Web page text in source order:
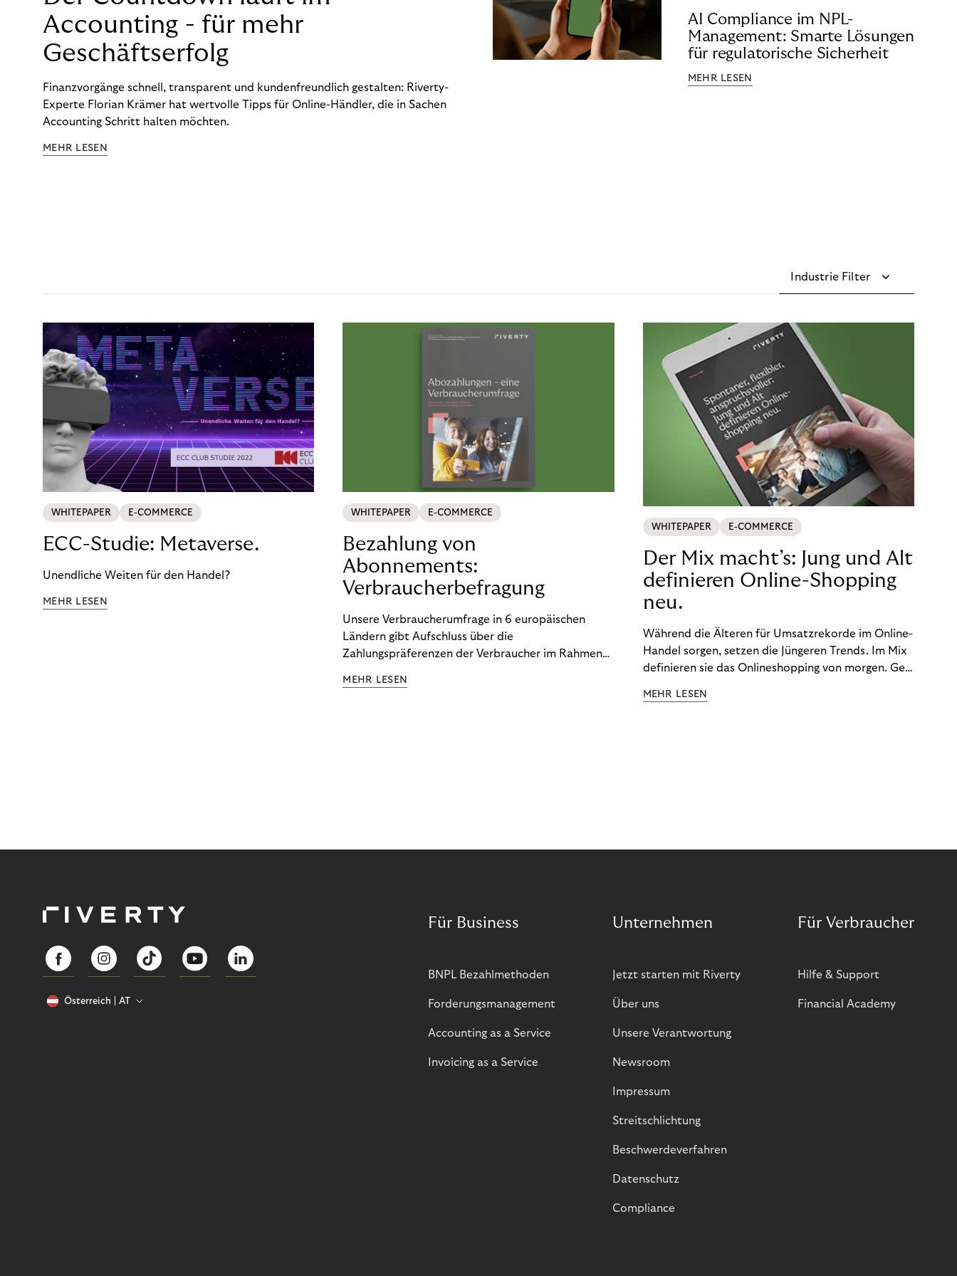
Accounting - für mehr
Geschäftserfolg
Finanzvorgänge schnell, transparent und kundenfreundlich gestalten: Riverty-
Experte Florian Krämer hat wertvolle Tipps für Online-Händler, die in Sachen
Accounting Schritt halten möchten.
MEHR LESEN
AI Compliance im NPL-
Management: Smarte Lösungen
für regulatorische Sicherheit
MEHR LESEN
Industrie Filter
WHITEPAPER E-COMMERCE
ECC-Studie: Metaverse.
Unendliche Weiten für den Handel?
MEHR LESEN
WHITEPAPER E-COMMERCE
Bezahlung von
Abonnements:
Verbraucherbefragung
Unsere Verbraucherumfrage in 6 europäischen
Ländern gibt Aufschluss über die
Zahlungspräferenzen der Verbraucher im Rahmen
Ergebnisse, um zu erfahren, wie Sie
MEHR LESEN
WHITEPAPER E-COMMERCE
Der Mix macht’s: Jung und Alt
definieren Online-Shopping
neu.
Während die Älteren für Umsatzrekorde im Online-
Handel sorgen, setzen die Jüngeren Trends. Im Mix
definieren sie das Onlineshopping von morgen. Gen
gemeinsame Leidenschaft - allerdings
MEHR LESEN
Österreich AT
Für Business
BNPL Bezahlmethoden
Forderungsmanagement
Accounting as a Service
Invoicing as a Service
Unternehmen
Jetzt starten mit Riverty
Über uns
Unsere Verantwortung
Newsroom
Impressum
Streitschlichtung
Beschwerdeverfahren
Datenschutz
Compliance
Für Verbraucher
Hilfe & Support
Financial Academy